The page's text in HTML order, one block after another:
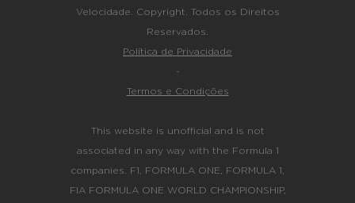
Velocidade. Copyright. Todos os Direitos
Reservados.
Política de Privacidade
-
Termos e Condições
This website is unofficial and is not
associated in any way with the Formula 1
companies. F1, FORMULA ONE, FORMULA 1,
FIA FORMULA ONE WORLD CHAMPIONSHIP,